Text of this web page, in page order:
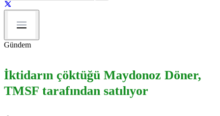
Gündem
İktidarın çöktüğü Maydonoz Döner,
TMSF tarafından satılıyor